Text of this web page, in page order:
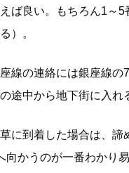
ば良い。もちろん1～5
）。
線の連絡には銀座線の
途中から地下街に入れ
に到着した場合は、諦
向かうのが一番わかり